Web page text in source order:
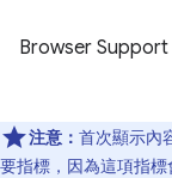
Browser Support
注意： 首次顯示內
要指標，因為這項指